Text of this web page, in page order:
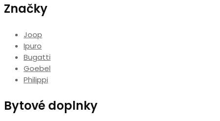
Značky
Joop
Ipuro
Bugatti
Goebel
Philippi
Bytové doplnky